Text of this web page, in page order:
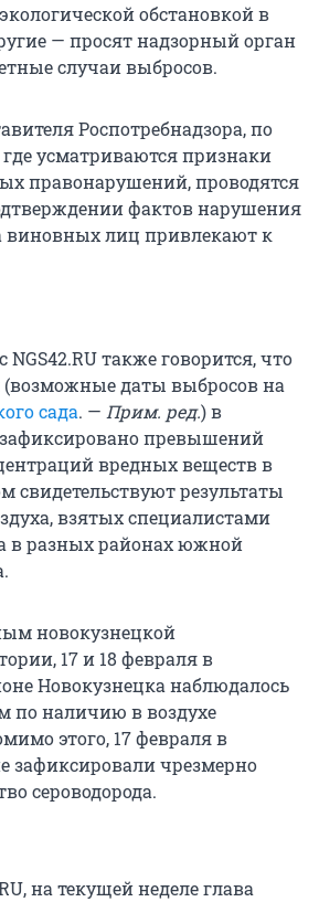
обстановкой в
— просят надзорный орган
случаи выбросов.
Роспотребнадзора, по
усматриваются признаки
правонарушений, проводятся
фактов нарушения
виновных лиц привлекают к
NGS42.RU также говорится, что
(возможные даты выбросов на
сада. — Прим. ред.) в
превышений
вредных веществ в
свидетельствуют результаты
взятых специалистами
в разных районах южной
новокузнецкой
17 и 18 февраля в
Новокузнецка наблюдалось
по наличию в воздухе
этого, 17 февраля в
зафиксировали чрезмерно
сероводорода.
на текущей неделе глава